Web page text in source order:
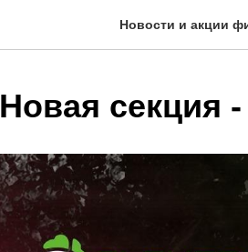
Новости и акции
Новая секция